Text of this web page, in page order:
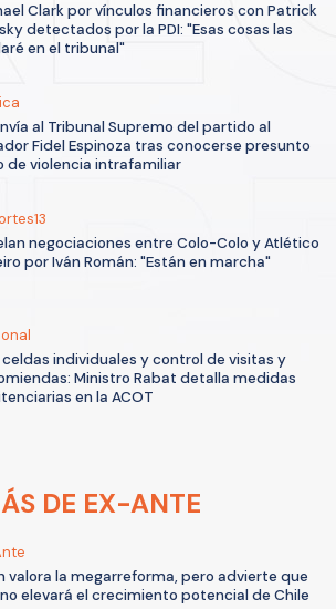
Clark por vínculos financieros con Patrick
detectados por la PDI: "Esas cosas las
en el tribunal"
al Tribunal Supremo del partido al
Fidel Espinoza tras conocerse presunto
de violencia intrafamiliar
negociaciones entre Colo-Colo y Atlético
por Iván Román: "Están en marcha"
celdas individuales y control de visitas y
Ministro Rabat detalla medidas
en la ACOT
DE EX-ANTE
valora la megarreforma, pero advierte que
elevará el crecimiento potencial de Chile